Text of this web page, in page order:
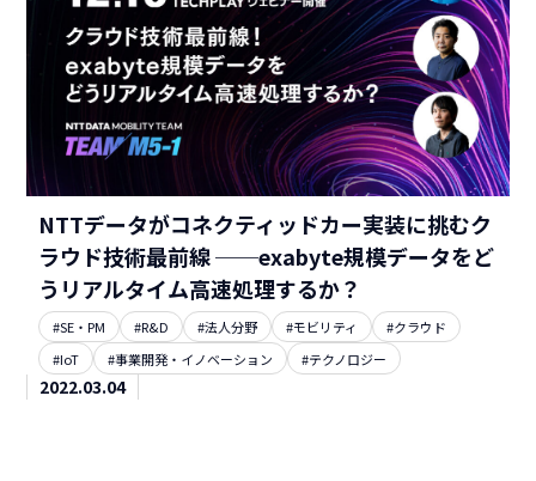
NTTデータがコネクティッドカー実装に挑むク
ラウド技術最前線 ──exabyte規模データをど
うリアルタイム高速処理するか？
#SE・PM #R&D #法人分野 #モビリティ
#クラウド
#IoT
#事業開発・イノベーション #テクノロジー
2022.03.04